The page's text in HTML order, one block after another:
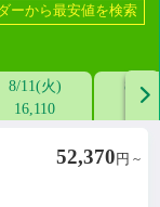
ーから最安値を検索
8/11(火)
16,110
8/

52,370 円 ~